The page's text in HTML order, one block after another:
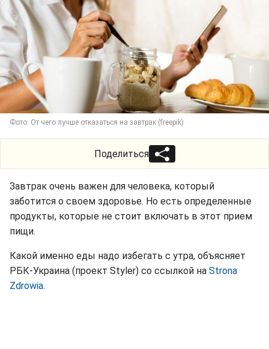
Фото: От чего лучше отказаться на завтрак (freepik)
Поделиться
Завтрак очень важен для человека, который
заботится о своем здоровье. Но есть определенные
продукты, которые не стоит включать в этот прием
пищи.
Какой именно еды надо избегать с утра, объясняет
РБК-Украина (проект Styler) со ссылкой на Strona
Zdrowia.